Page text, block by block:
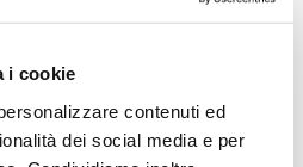
i cookie
contenuti ed
dei social media e per